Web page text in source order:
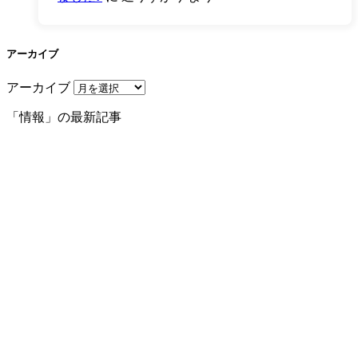
アーカイブ
アーカイブ
「情報」の最新記事